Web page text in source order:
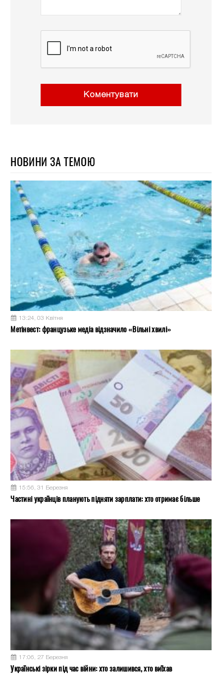
Коментувати
НОВИНИ ЗА ТЕМОЮ
13:24, 03 Квітня
Метінвест: французьке медіа відзначило «Вільні хвилі»
15:56, 31 Березня
Частині українців планують підняти зарплати: хто отримає більше
17:06, 27 Березня
Українські зірки під час війни: хто залишився, хто виїхав